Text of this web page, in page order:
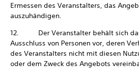
Ermessen des Veranstalters, das
auszuhändigen.
12. Der Veranstalter behält sich
Ausschluss von Personen vor, deren
des Veranstalters nicht mit diesen
oder dem Zweck des Angebots